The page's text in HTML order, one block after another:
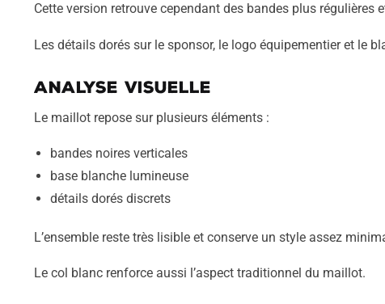
Cette version retrouve cependant des bandes plus
Les détails dorés sur le sponsor, le logo équipementier et le
Analyse visuelle
Le maillot repose sur plusieurs éléments :
bandes noires verticales
base blanche lumineuse
détails dorés discrets
L’ensemble reste très lisible et conserve un style assez
Le col blanc renforce aussi l’aspect traditionnel du maillot.